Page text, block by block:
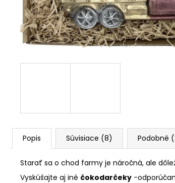
Popis Súvisiace (8) Podobné
Starať sa o chod farmy je náročná, ale
Vyskúšajte aj iné čokodarčeky -